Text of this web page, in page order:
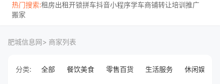
热门搜索:租房出租开锁拼车抖音小程序学车商铺转让培训推广
搬家
肥城信息网> 商家列表
分类: 全部 餐饮美食 零售百货 生活服务 休闲娱乐